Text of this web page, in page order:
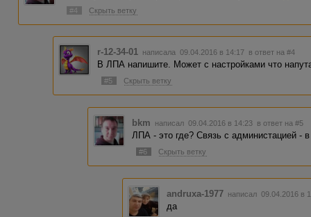
#4 Скрыть ветку
r-12-34-01 написала 09.04.2016 в 14:17 в ответ на #4
В ЛПА напишите. Может с настройками что
#5 Скрыть ветку
bkm написал 09.04.2016 в 14:23 в ответ на #5
ЛПА - это где? Связь с администацией -
#6 Скрыть ветку
andruxa-1977 написал 09.04.2016 в
да